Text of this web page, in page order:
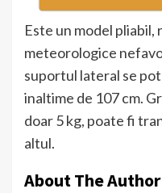
Este un model
meteorologice
suportul lateral se
inaltime de 107 cm.
doar 5 kg, poate fi
altul.
About The Author